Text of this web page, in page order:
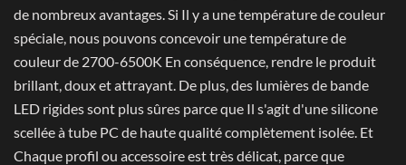
de nombreux avantages. Si Il y a une température de couleur
spéciale, nous pouvons concevoir une température de
couleur de 2700-6500K En conséquence, rendre le produit
brillant, doux et attrayant. De plus, des lumières de bande
LED rigides sont plus sûres parce que Il s'agit d'une silicone
scellée à tube PC de haute qualité complètement isolée. Et
Chaque profil ou accessoire est très délicat, parce que